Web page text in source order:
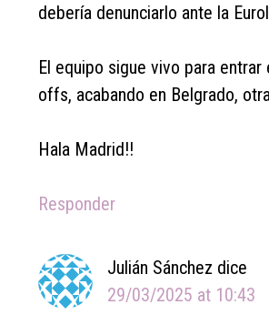
debería denunciarlo ante la
El equipo sigue vivo para entrar
offs, acabando en Belgrado,
Hala Madrid!!
Responder
Julián Sánchez dice
29/03/2025 at 10:43